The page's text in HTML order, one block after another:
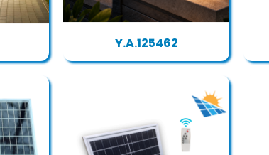
Y.A.125462